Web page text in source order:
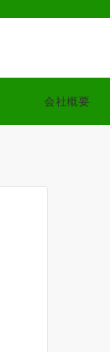
会社概要